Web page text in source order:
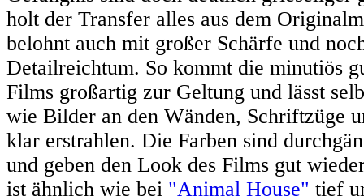
holt der Transfer alles aus dem
belohnt auch mit großer Schärfe und
Detailreichtum. So kommt die minutiös
Films großartig zur Geltung und lässt
wie Bilder an den Wänden, Schriftzüge
klar erstrahlen. Die Farben sind
und geben den Look des Films gut
ist ähnlich wie bei "Animal House" tief